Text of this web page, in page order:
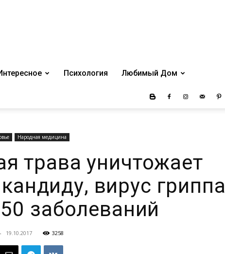
Психология Любимый Дом
Народная медицина
трава уничтожает
вирус гриппа
заболеваний
- 19.10.2017 3258